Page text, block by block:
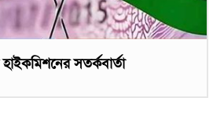
সতর্কবার্তা